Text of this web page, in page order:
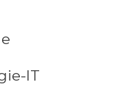
IT